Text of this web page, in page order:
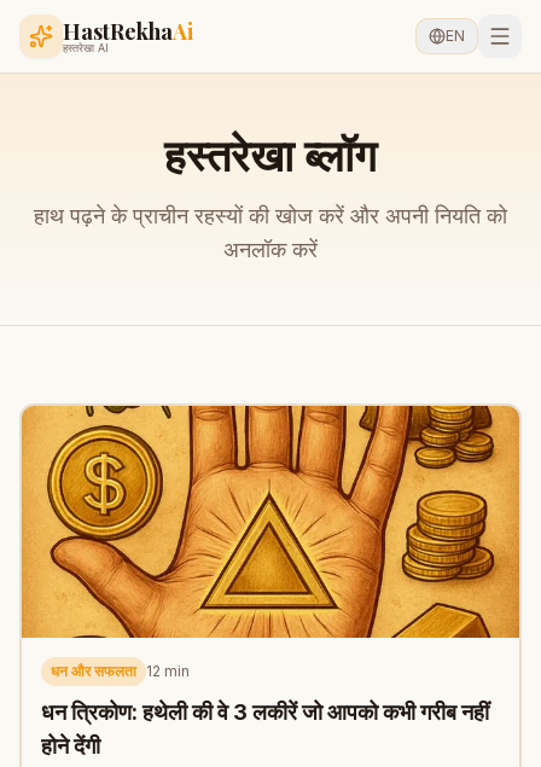
HastRekhaAi
हस्तरेखा AI
EN
हस्तरेखा ब्लॉग
हाथ पढ़ने के प्राचीन रहस्यों की खोज करें और अपनी नियति को
अनलॉक करें
धन और सफलता 12 min
धन त्रिकोण: हथेली की वे 3 लकीरें जो आपको कभी गरीब नहीं
होने देंगी